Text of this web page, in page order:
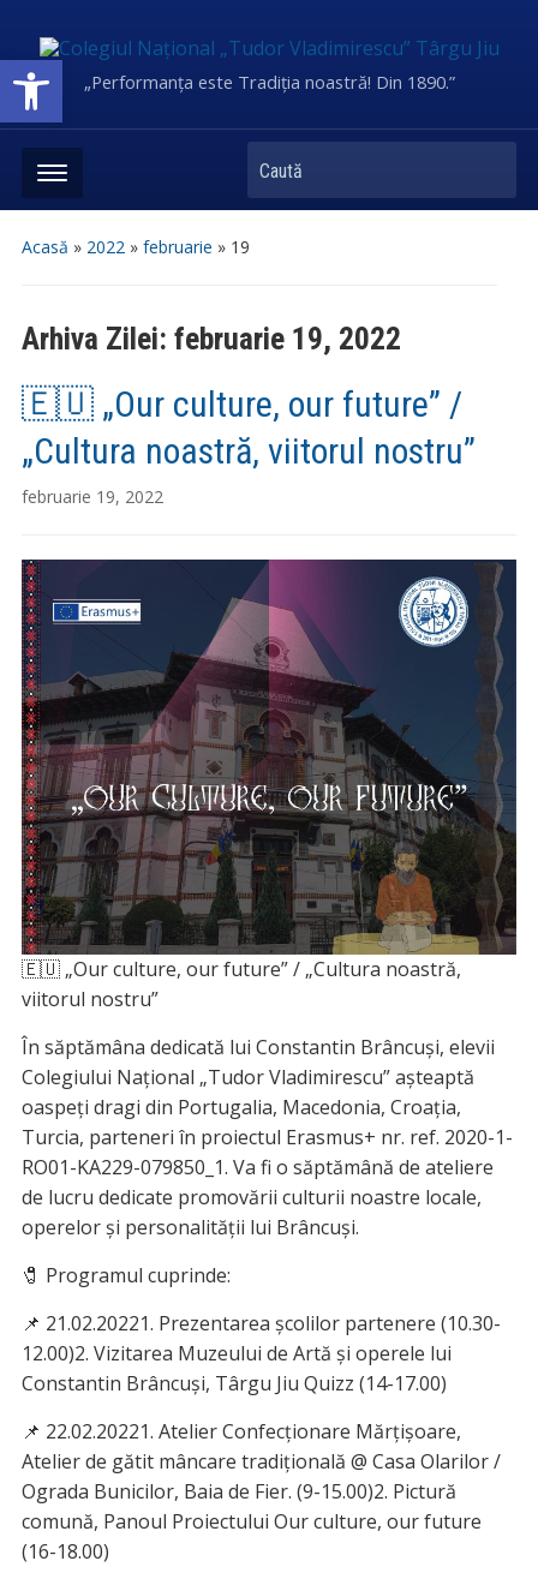
Deschide bara de unelte„Performanța este Tradiția noastră! Din 1890.”
Caută
Acasă » 2022» februarie » 19
Arhiva Zilei: februarie 19, 2022
🇪🇺 „Our culture, our future” /
„Cultura noastră, viitorul nostru”
februarie 19, 2022
🇪🇺 „Our culture, our future” / „Cultura noastră,
viitorul nostru”
În săptămâna dedicată lui Constantin Brâncuși, elevii
Colegiului Național „Tudor Vladimirescu” așteaptă
oaspeți dragi din Portugalia, Macedonia, Croația,
Turcia, parteneri în proiectul Erasmus+ nr. ref. 2020-1-
RO01-KA229-079850_1. Va fi o săptămână de ateliere
de lucru dedicate promovării culturii noastre locale,
operelor și personalității lui Brâncuși.
🧷 Programul cuprinde:
📌 21.02.20221. Prezentarea școlilor partenere (10.30-
12.00)2. Vizitarea Muzeului de Artă și operele lui
Constantin Brâncuși, Târgu Jiu Quizz (14-17.00)
📌 22.02.20221. Atelier Confecționare Mărțișoare,
Atelier de gătit mâncare tradițională @ Casa Olarilor /
Ograda Bunicilor, Baia de Fier. (9-15.00)2. Pictură
comună, Panoul Proiectului Our culture, our future
(16-18.00)